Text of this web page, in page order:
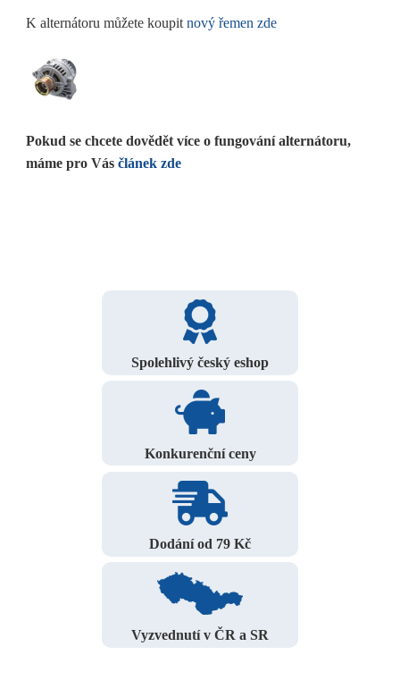
K alternátoru můžete koupit nový řemen zde
Pokud se chcete dovědět více o fungování alternátoru,
máme pro Vás článek zde
Spolehlivý český eshop
Konkurenční ceny
Dodání od 79 Kč
Vyzvednutí v ČR a SR